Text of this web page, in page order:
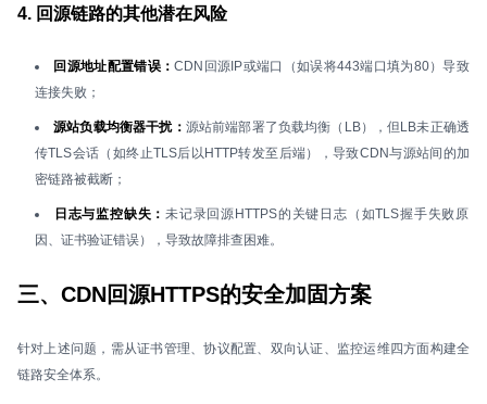
4. 回源链路的其他潜在风险
回源地址配置错误：CDN回源IP或端口（如误将443端口填为80）导致
连接失败；
源站负载均衡器干扰： 源站前端部署了负载均衡（LB），但LB未正确透
传TLS会话（如终止TLS后以HTTP转发至后端），导致CDN与源站间的加
密链路被截断；
日志与监控缺失：未记录回源HTTPS的关键日志（如TLS握手失败原
因、证书验证错误），导致故障排查困难。
三、CDN回源HTTPS的安全加固方案
针对上述问题，需从证书管理、协议配置、双向认证、监控运维四方面构建全
链路安全体系。